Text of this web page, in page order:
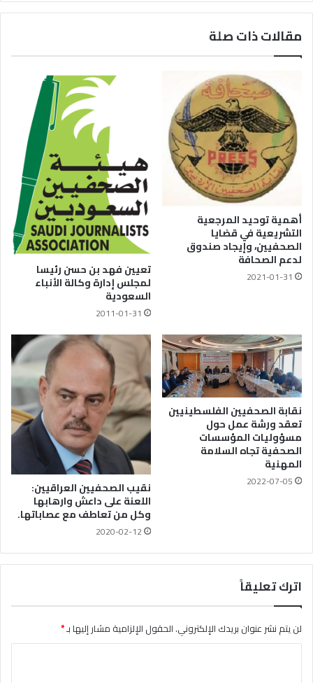
مقالات ذات صلة
أهمية توحيد المرجعية
التشريعية في قضايا
الصحفيين، وإيجاد صندوق
لدعم الصحافة
2021-01-31 تعيين فهد بن حسن رئيسا
لمجلس إدارة وكالة الأنباء
السعودية
2011-01-31
نقابة الصحفيين الفلسطينيين
تعقد ورشة عمل حول
مسؤوليات المؤسسات
الصحفية تجاه السلامة
المهنية
2022-07-05 نقيب الصحفيين العراقيين:
اللعنة على داعش وارهابها
وكل من تعاطف مع عصاباتها.
2020-02-12
اترك تعليقاً
لن يتم نشر عنوان بريدك الإلكتروني.الحقول الإلزامية مشار إليها بـ*